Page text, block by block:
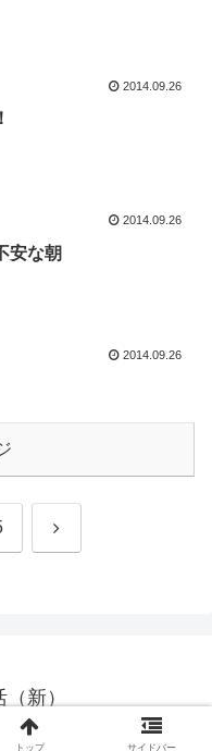
2014.09.26
2014.09.26
安な朝
2014.09.26
次
新）
活（新）.
トップ サイドバー